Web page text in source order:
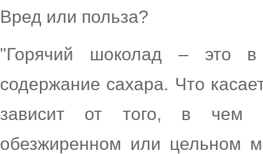
Вред или польза?
"Горячий шоколад – это
содержание сахара. Что
зависит от того, в чем
обезжиренном или цельном